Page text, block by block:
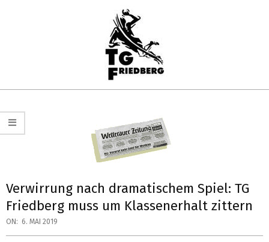
TG
FRIEDBERG
HANDBALL
Navigation
Menu
Verwirrung nach dramatischem Spiel: TG
Friedberg muss um Klassenerhalt zittern
ON: 6. MAI 2019